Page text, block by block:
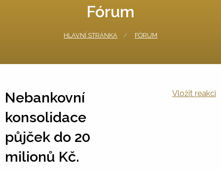
Fórum
HLAVNÍ STRÁNKA FÓRUM
Nebankovní
konsolidace
půjček do 20
milionů Kč.
Vložit reakci